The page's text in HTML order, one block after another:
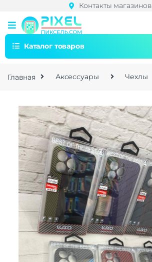
Контакты магазинов
Каталог товаров
Главная Аксессуары Чехлы